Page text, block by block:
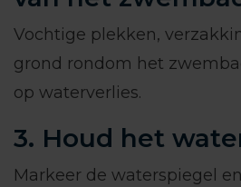
Vochtige plekken,
grond rondom het
op waterverlies.
3. Houd het
Markeer de waterspiegel